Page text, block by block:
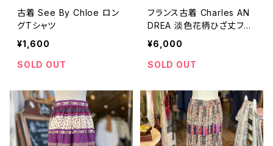
古着 See By Chloe ロン
グTシャツ
¥1,600
SOLD OUT
フランス古着 Charles AN
DREA 淡色花柄ひざ丈フレ
アースカート
¥6,000
SOLD OUT